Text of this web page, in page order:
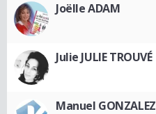
Joëlle ADAM
Julie JULIE TROUVÉ
Manuel GONZALEZ